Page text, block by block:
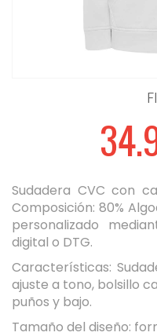
Sudadera CVC con
Composición: 80%
personalizado
digital o DTG.
Características:
ajuste a tono, bolsillo
puños y bajo.
Tamaño del diseño: